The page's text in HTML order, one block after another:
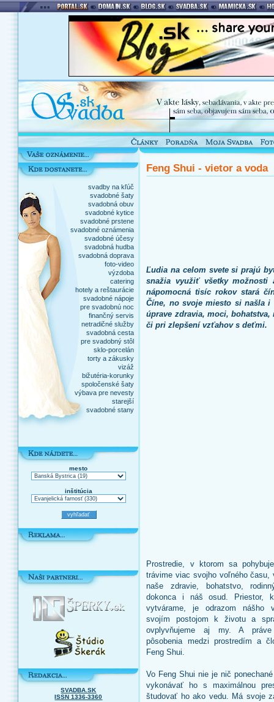
svadby na kľúč
svadobné šaty
svadobná obuv
svadobné kytice
svadobné prstene
svadobné oznámenia
svadobné účesy
svadobná hudba
svadobná doprava
foto-video
výzdoba
catering
hotely a reštaurácie
svadobné nápoje
pre svadobnú noc
finančný servis
netradičné služby
svadobná cesta
pre svadobný stôl
sklo-porcelán
torty a zákusky
vizáž
bižutéria-korunky
spoločenské šaty
výbava pre nevesty
starejší
svadobné stany
mesto
inštitúcia
SVADBA.SK
ISSN 1336-3360
Feng Shui - vietor a voda
Ľudia na celom svete si prajú
snažia využiť všetky
nápomocná tisíc rokov stará
Číne, no svoje miesto si našla i
úprave zdravia, moci,
či pri zlepšení vzťahov s deťmi.
Prostredie, v ktorom sa
trávime viac svojho voľného času,
naše zdravie, bohatstvo,
dokonca i náš osud. Priestor,
vytvárame, je odrazom nášho
svojím postojom k životu a
ovplyvňujeme aj my. A práve
pôsobenia medzi prostredím a
Feng Shui.
Vo Feng Shui nie je nič
vykonávať ho s maximálnou
študovať ho ako vedu. Má svoje